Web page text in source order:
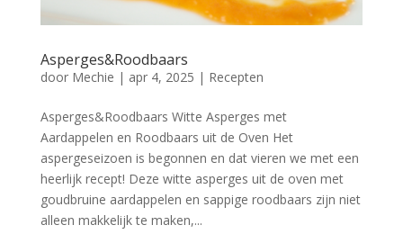
Asperges&Roodbaars
door Mechie | apr 4, 2025 | Recepten
Asperges&Roodbaars Witte Asperges met
Aardappelen en Roodbaars uit de Oven Het
aspergeseizoen is begonnen en dat vieren we met een
heerlijk recept! Deze witte asperges uit de oven met
goudbruine aardappelen en sappige roodbaars zijn niet
alleen makkelijk te maken,...